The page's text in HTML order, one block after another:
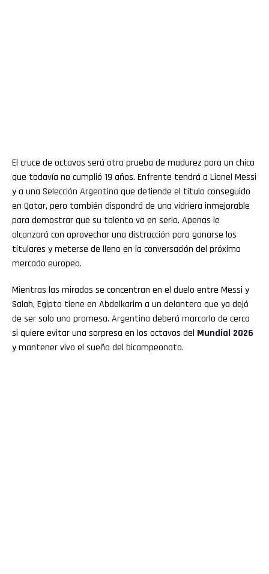
El cruce de octavos será otra prueba de madurez para un chico
que todavía no cumplió 19 años. Enfrente tendrá a Lionel Messi
y a una Selección Argentina que defiende el título conseguido
en Qatar, pero también dispondrá de una vidriera inmejorable
para demostrar que su talento va en serio. Apenas le
alcanzará con aprovechar una distracción para ganarse los
titulares y meterse de lleno en la conversación del próximo
mercado europeo.
Mientras las miradas se concentran en el duelo entre Messi y
Salah, Egipto tiene en Abdelkarim a un delantero que ya dejó
de ser solo una promesa. Argentina deberá marcarlo de cerca
si quiere evitar una sorpresa en los octavos del Mundial 2026
y mantener vivo el sueño del bicampeonato.